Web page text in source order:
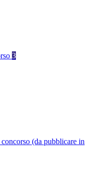
3
(da pubblicare in